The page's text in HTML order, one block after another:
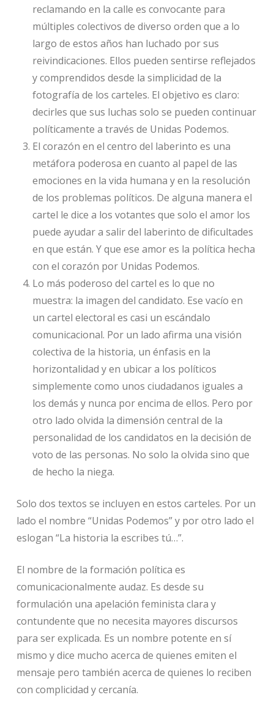
reclamando en la calle es convocante para
múltiples colectivos de diverso orden que a lo
largo de estos años han luchado por sus
reivindicaciones. Ellos pueden sentirse reflejados
y comprendidos desde la simplicidad de la
fotografía de los carteles. El objetivo es claro:
decirles que sus luchas solo se pueden continuar
políticamente a través de Unidas Podemos.
El corazón en el centro del laberinto es una
metáfora poderosa en cuanto al papel de las
emociones en la vida humana y en la resolución
de los problemas políticos. De alguna manera el
cartel le dice a los votantes que solo el amor los
puede ayudar a salir del laberinto de dificultades
en que están. Y que ese amor es la política hecha
con el corazón por Unidas Podemos.
Lo más poderoso del cartel es lo que no
muestra: la imagen del candidato. Ese vacío en
un cartel electoral es casi un escándalo
comunicacional. Por un lado afirma una visión
colectiva de la historia, un énfasis en la
horizontalidad y en ubicar a los políticos
simplemente como unos ciudadanos iguales a
los demás y nunca por encima de ellos. Pero por
otro lado olvida la dimensión central de la
personalidad de los candidatos en la decisión de
voto de las personas. No solo la olvida sino que
de hecho la niega.
Solo dos textos se incluyen en estos carteles. Por un
lado el nombre “Unidas Podemos” y por otro lado el
eslogan “La historia la escribes tú…”.
El nombre de la formación política es
comunicacionalmente audaz. Es desde su
formulación una apelación feminista clara y
contundente que no necesita mayores discursos
para ser explicada. Es un nombre potente en sí
mismo y dice mucho acerca de quienes emiten el
mensaje pero también acerca de quienes lo reciben
con complicidad y cercanía.